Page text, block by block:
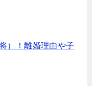
）！離婚理由や子